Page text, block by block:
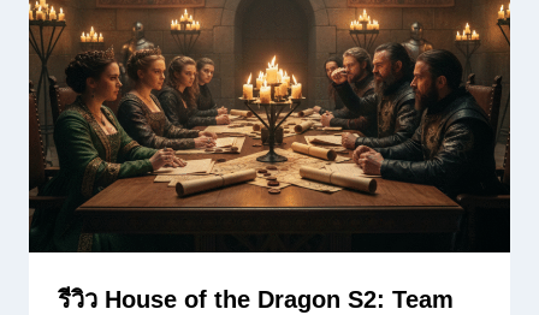
รีวิว House of the Dragon S2: Team